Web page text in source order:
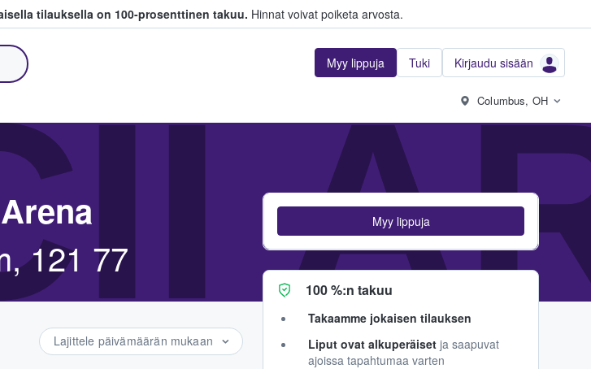
tilauksella on 100-prosenttinen takuu. Hinnat voivat poiketa arvosta.
Myy lippuja Tuki Kirjaudu sisään
Columbus, OH
121 77
Lajittele päivämäärän mukaan
Myy lippuja
100 %:n takuu
Takaamme jokaisen tilauksen
Liput ovat alkuperäiset ja saapuvat
ajoissa tapahtumaa varten